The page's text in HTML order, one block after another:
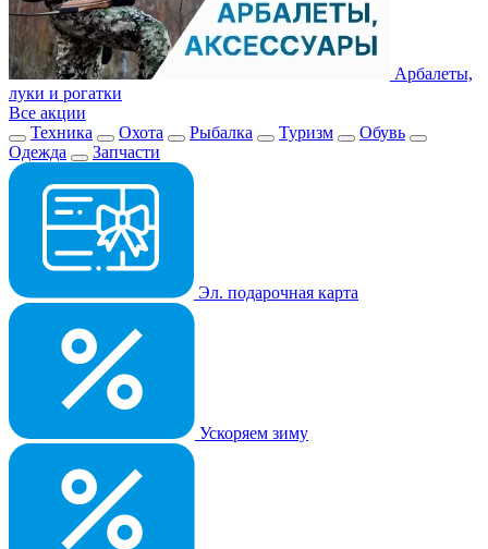
Арбалеты,
луки и рогатки
Все акции
Техника
Охота Рыбалка Туризм
Обувь
Одежда
Запчасти
Эл. подарочная карта
Ускоряем зиму